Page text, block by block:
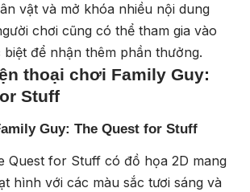
vật và mở khóa nhiều nội dung
chơi cũng có thể tham gia vào
để nhận thêm phần thưởng.
thoại chơi Family Guy:
Stuff
Guy: The Quest for Stuff
Quest for Stuff có đồ họa 2D mang
hình với các màu sắc tươi sáng và